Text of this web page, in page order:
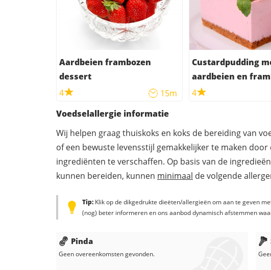
Aardbeien frambozen
dessert
4
15m
Custardpudding
aardbeien en
4
Voedselallergie informatie
Wij helpen graag thuiskoks en koks de bereiding van
of een bewuste levensstijl gemakkelijker te maken
ingrediënten te verschaffen. Op basis van de
kunnen bereiden, kunnen minimaal de volgende
Tip: Klik op de dikgedrukte dieëten/allergieën om aan te geven
(nog) beter informeren en ons aanbod dynamisch afstemmen
Pinda
Geen overeenkomsten gevonden.